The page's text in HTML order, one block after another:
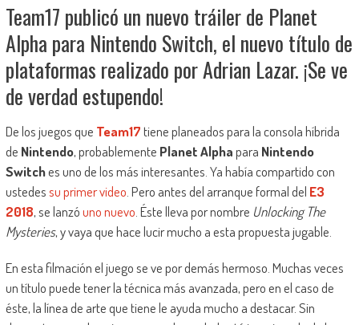
Team17 publicó un nuevo tráiler de Planet
Alpha para Nintendo Switch, el nuevo título de
plataformas realizado por Adrian Lazar. ¡Se ve
de verdad estupendo!
De los juegos que Team17tiene planeados para la consola híbrida
de Nintendo, probablemente Planet Alphapara Nintendo
Switches uno de los más interesantes. Ya había compartido con
ustedessu primer video . Pero antes del arranque formal del E3
2018, se lanzóuno nuevo . Éste lleva por nombre Unlocking The
Mysteries, y vaya que hace lucir mucho a esta propuesta jugable.
En esta filmación el juego se ve por demás hermoso. Muchas veces
un título puede tener la técnica más avanzada, pero en el caso de
éste, la línea de arte que tiene le ayuda mucho a destacar. Sin